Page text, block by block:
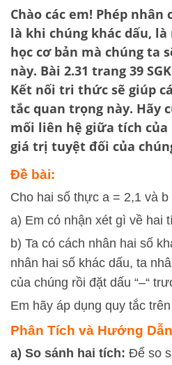
Chào các em! Phép
là khi chúng khác dấu,
học cơ bản mà chúng ta
này. Bài 2.31 trang 39
Kết nối tri thức sẽ giúp
tắc quan trọng này. Hãy
mối liên hệ giữa tích của
giá trị tuyệt đối của
Đề bài:
Cho hai số thực a = 2,1 và b
a) Em có nhận xét gì về hai
b) Ta có cách nhân hai số
nhân hai số khác dấu, ta
của chúng rồi đặt dấu “–“
Em hãy áp dụng quy tắc
Phân Tích và Hướng
a) So sánh hai tích: Để so